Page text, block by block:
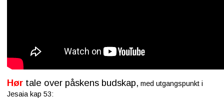
Hørtale over påskens budskap, med utgangspunkt i
Jesaia kap 53: